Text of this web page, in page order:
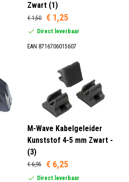
Zwart (1)
€ 1,50 € 1,25
Direct leverbaar
EAN 8716706015607
M-Wave Kabelgeleider
Kunststof 4-5 mm Zwart -
(3)
€ 6,95 € 6,25
Direct leverbaar